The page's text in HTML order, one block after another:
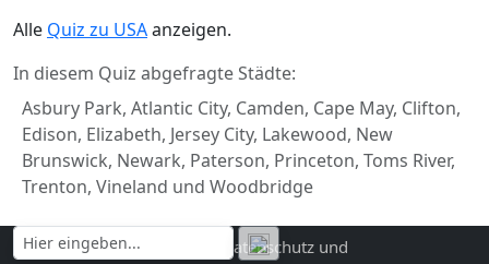
Alle Quiz zu USAanzeigen.
In diesem Quiz abgefragte Städte:
Asbury Park, Atlantic City, Camden, Cape May, Clifton,
Edison, Elizabeth, Jersey City, Lakewood, New
Brunswick, Newark, Paterson, Princeton, Toms River,
Trenton, Vineland und Woodbridge
Kontakt und Impressum
Datenschutz und